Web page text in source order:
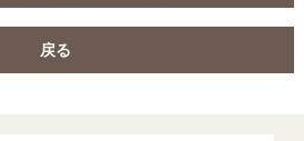
戻る